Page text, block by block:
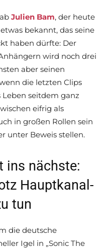
Julien Bam, der heute
bekannt, das seine
haben dürfte: Der
wird noch drei
aber seinen
die letzten Clips
Leben seitdem ganz
eifrig als
in großen Rollen sein
unter Beweis stellen.
ins nächste:
Hauptkanal-
tun
die deutsche
Igel in „Sonic The